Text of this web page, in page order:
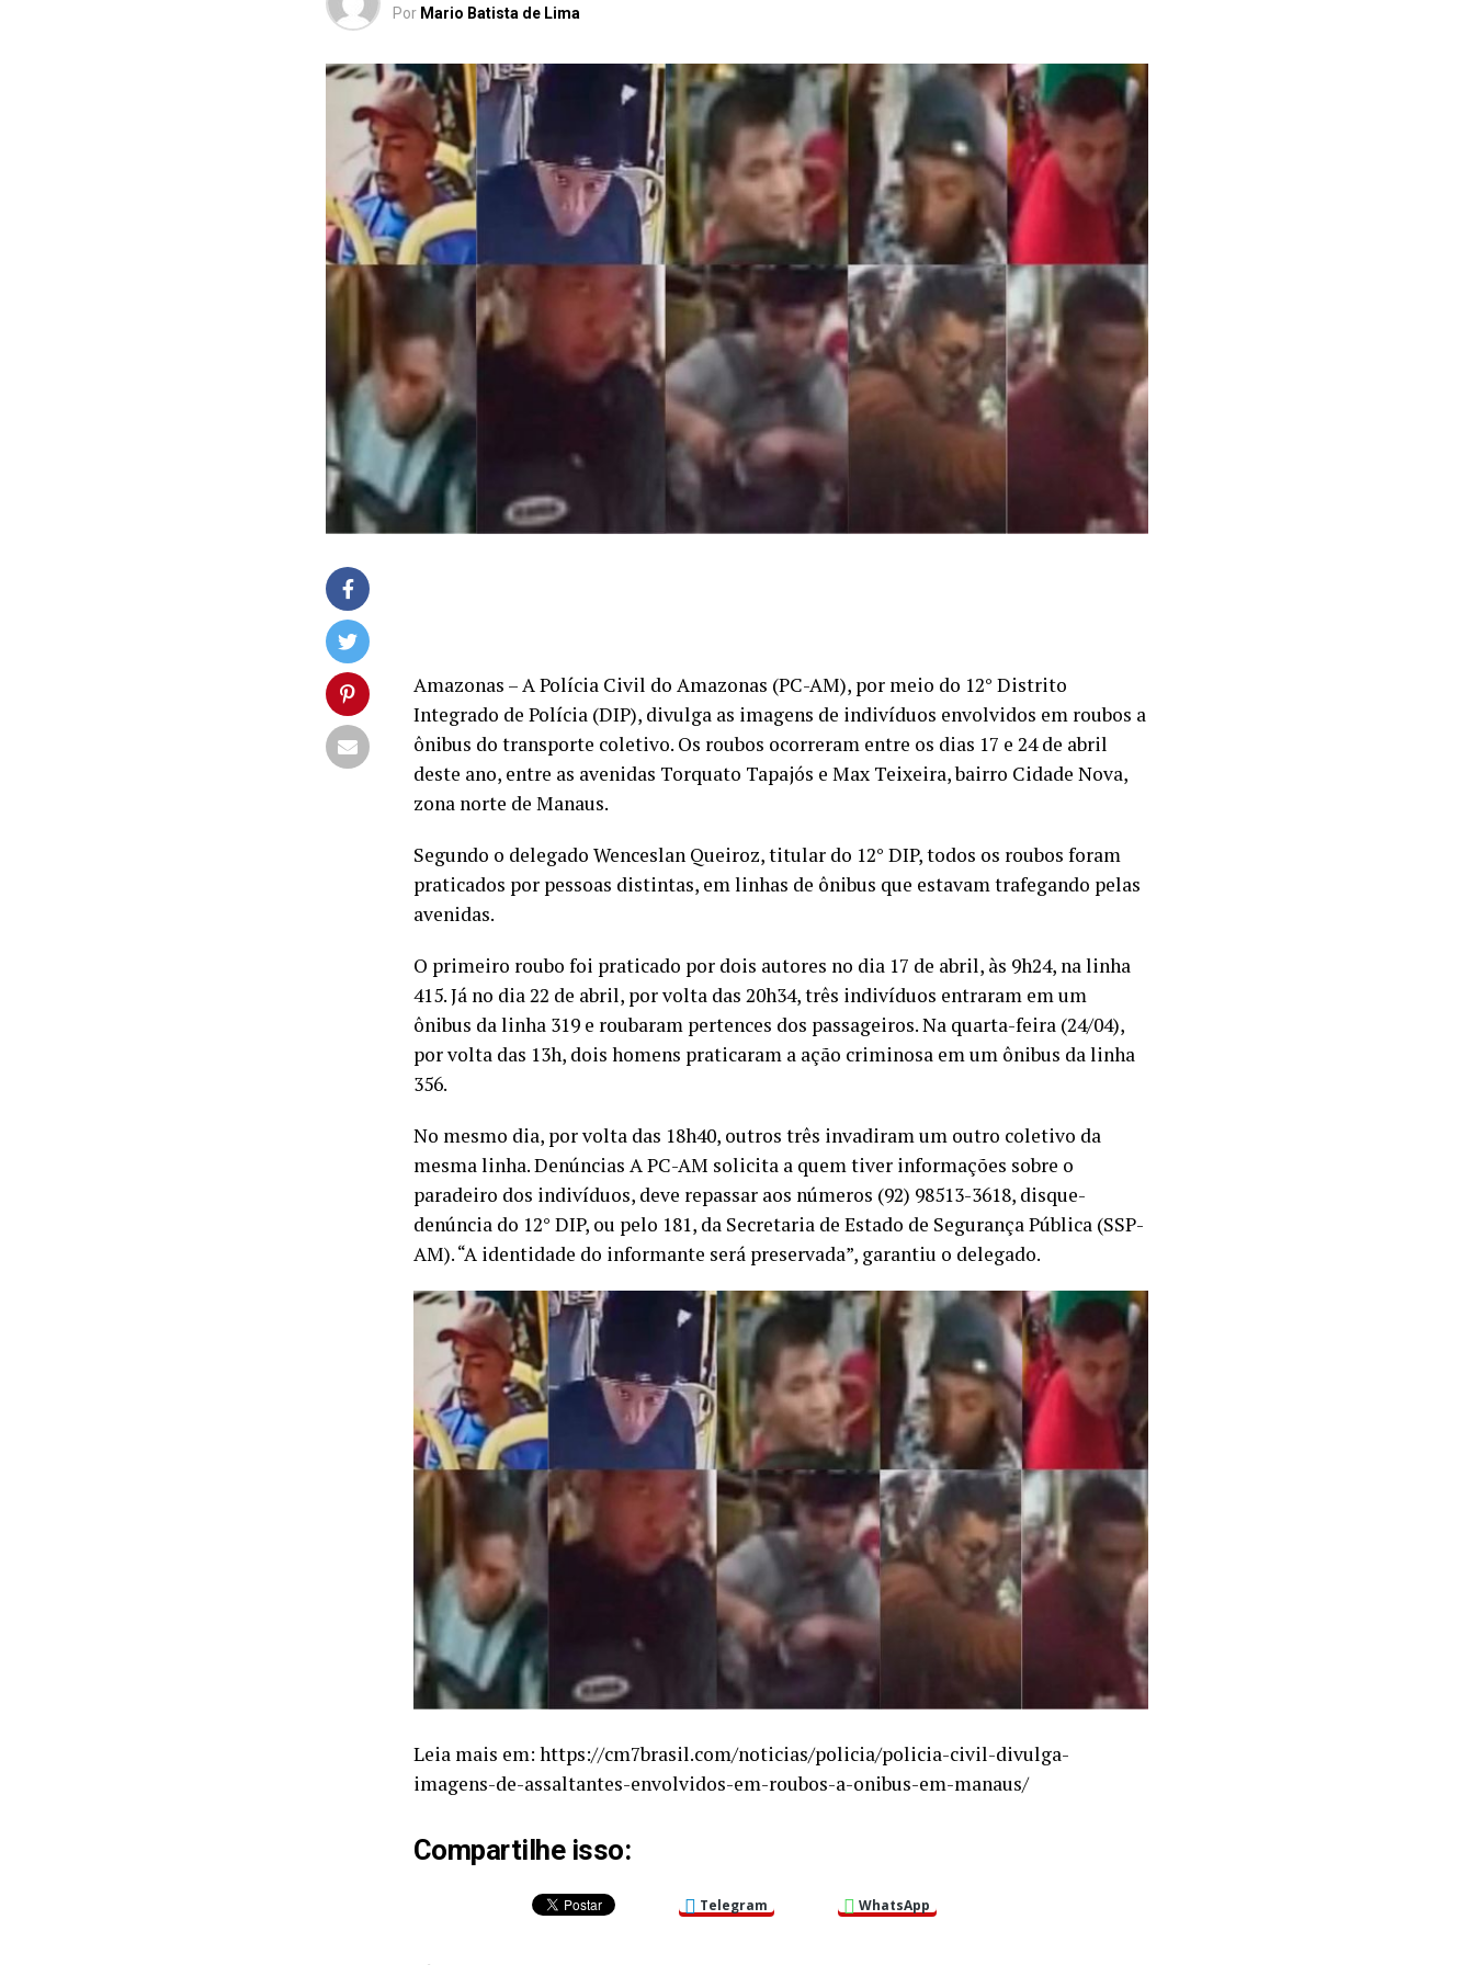
Por Mario Batista de Lima
Amazonas – A Polícia Civil do Amazonas (PC-AM), por meio do 12° Distrito
Integrado de Polícia (DIP), divulga as imagens de indivíduos envolvidos em roubos a
ônibus do transporte coletivo. Os roubos ocorreram entre os dias 17 e 24 de abril
deste ano, entre as avenidas Torquato Tapajós e Max Teixeira, bairro Cidade Nova,
zona norte de Manaus.
Segundo o delegado Wenceslan Queiroz, titular do 12° DIP, todos os roubos foram
praticados por pessoas distintas, em linhas de ônibus que estavam trafegando pelas
avenidas.
O primeiro roubo foi praticado por dois autores no dia 17 de abril, às 9h24, na linha
415. Já no dia 22 de abril, por volta das 20h34, três indivíduos entraram em um
ônibus da linha 319 e roubaram pertences dos passageiros. Na quarta-feira (24/04),
por volta das 13h, dois homens praticaram a ação criminosa em um ônibus da linha
356.
No mesmo dia, por volta das 18h40, outros três invadiram um outro coletivo da
mesma linha. Denúncias A PC-AM solicita a quem tiver informações sobre o
paradeiro dos indivíduos, deve repassar aos números (92) 98513-3618, disque-
denúncia do 12° DIP, ou pelo 181, da Secretaria de Estado de Segurança Pública (SSP-
AM). “A identidade do informante será preservada”, garantiu o delegado.
Leia mais em: https://cm7brasil.com/noticias/policia/policia-civil-divulga-
imagens-de-assaltantes-envolvidos-em-roubos-a-onibus-em-manaus/
Compartilhe isso:
Telegram WhatsApp